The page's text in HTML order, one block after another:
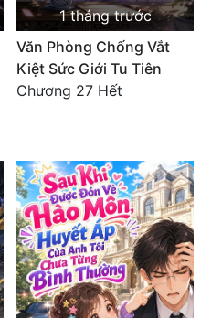
1 tháng trước
Văn Phòng Chống Vắt
Kiệt Sức Giới Tu Tiên
Chương 27 Hết